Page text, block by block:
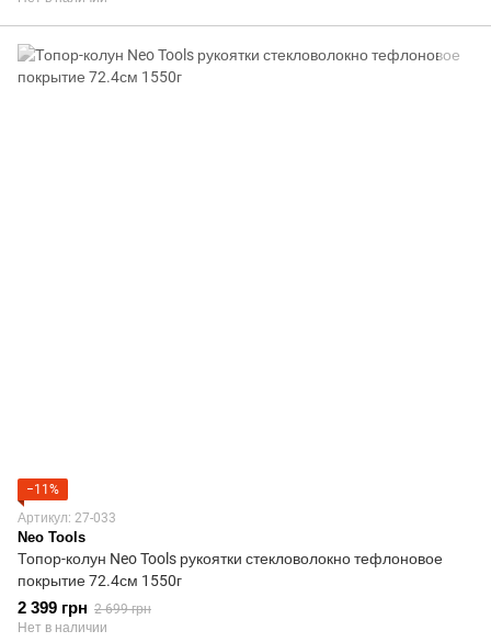
−11%
Артикул: 27-033
Neo Tools
Топор-колун Neo Tools рукоятки стекловолокно тефлоновое
покрытие 72.4см 1550г
2 399 грн 2 699 грн
Нет в наличии